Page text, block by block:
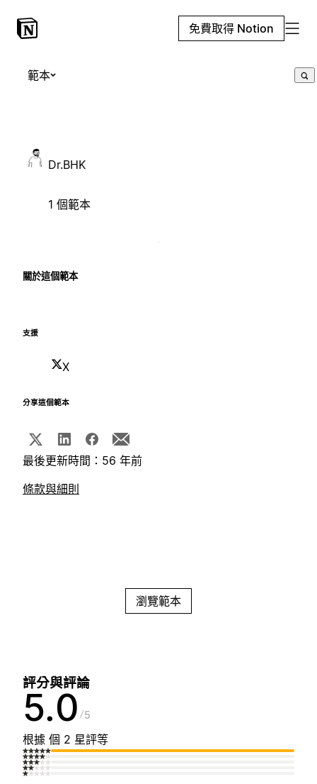
免費取得 Notion
範本
Dr.BHK
1 個範本
關於這個範本
支援
X
分享這個範本
最後更新時間：56 年前
條款與細則
瀏覽範本
評分與評論
5.0 5
根據 個 2 星評等